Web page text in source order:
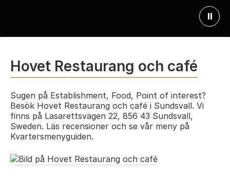
⏸
Hovet Restaurang och café
Sugen på Establishment, Food, Point of interest?
Besök Hovet Restaurang och café i Sundsvall. Vi
finns på Lasarettsvägen 22, 856 43 Sundsvall,
Sweden. Läs recensioner och se vår meny på
Kvartersmenyguiden.